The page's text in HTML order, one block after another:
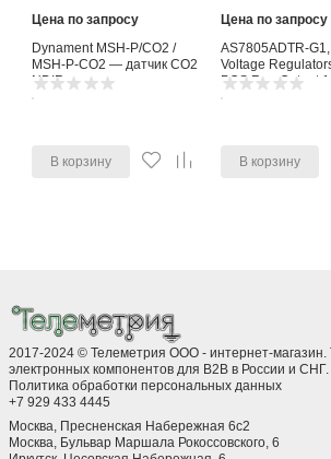
Цена по запросу
Dynament MSH-P/CO2 /
MSH-P-CO2 — датчик CO2
NDIR
В корзину
Цена по запросу
AS7805ADTR-
Voltage
POS Reg Output
В корзину
2017-2024 © Телеметрия ООО - интернет-магазин.
электронных компонентов для B2B в России и
Политика обработки персональных данных
+7 929 433 4445
Москва, Пресненская Набережная 6с2
Москва, ​Бульвар Маршала Рокоссовского, 6